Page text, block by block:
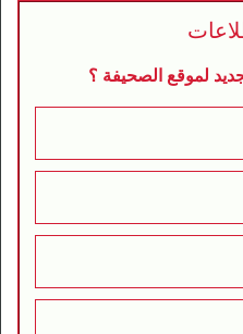
لموقع الصحيفة ؟